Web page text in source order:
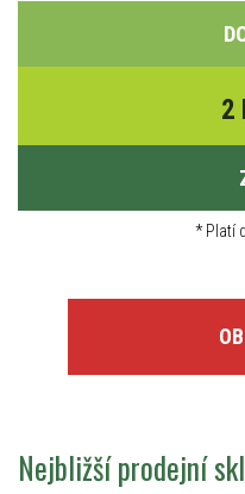
2
*Platí
Nejbližší prodejní